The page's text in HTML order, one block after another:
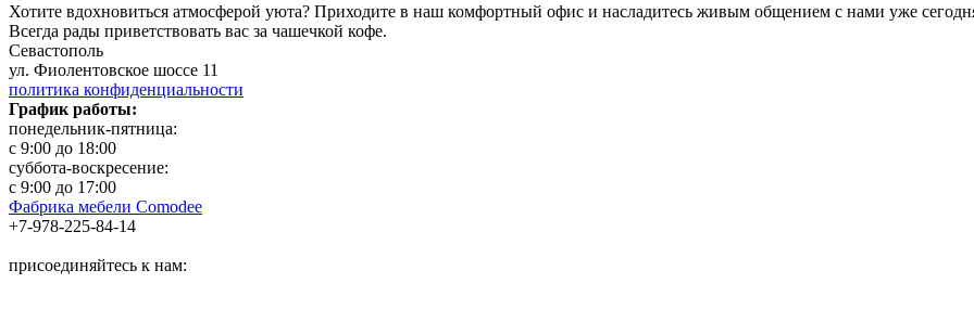
Хотите вдохновиться атмосферой уюта? Приходите в наш комфортный офис и насладитесь живым общением с нами уже
Всегда рады приветствовать вас за чашечкой кофе.
Севастополь
ул. Фиолентовское шоссе 11
политика конфиденциальности
График работы:
понедельник-пятница:
с 9:00 до 18:00
суббота-воскресение:
с 9:00 до 17:00
Фабрика мебели Comodee
+7-978-225-84-14
присоединяйтесь к нам: